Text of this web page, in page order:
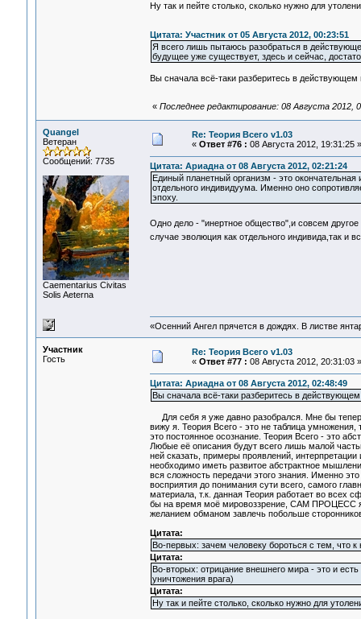
Ну так и пейте столько, сколько нужно для
Цитата: Участник от 05 Августа 2012, 00:23:51
Я всего лишь пытаюсь разобраться в
будущее уже существует, здесь и сейчас,
Вы сначала всё-таки разберитесь в
« Последнее редактирование: 08 Августа 2012,
Quangel
Ветеран
Сообщений: 7735
Сaementarius Civitas
Solis Aeterna
Re: Теория Всего v1.03
« Ответ #76 : 08 Августа 2012, 19:31:25 »
Цитата: Ариадна от 08 Августа 2012, 02:21:24
Единый планетный организм - это
отдельного индивидуума. Именно оно
эпоху.
Одно дело - "инертное общество",и совсем
случае эволюция как отдельного индивида,так и
«Осенний Ангел прячется в дождях. В листве
Участник
Гость
Re: Теория Всего v1.03
« Ответ #77 : 08 Августа 2012, 20:31:03 »
Цитата: Ариадна от 08 Августа 2012, 02:48:49
Вы сначала всё-таки разберитесь в
Для себя я уже давно разобрался. Мне бы
вижу я. Теория Всего - это не таблица
это постоянное осознание. Теория Всего - это
Любые её описания будут всего лишь малой
ней сказать, примеры проявлений,
необходимо иметь развитое абстрактное
вся сложность передачи этого знания. Именно
восприятия до понимания сути всего, самого
материала, т.к. данная Теория работает во всех
бы на время моё мировоззрение, САМ ПРОЦЕСС
желанием обманом завлечь побольше
Цитата:
Во-первых: зачем человеку бороться с тем, что к
Цитата:
Во-вторых: отрицание внешнего мира - это и
уничтожения врага)
Цитата:
Ну так и пейте столько, сколько нужно для